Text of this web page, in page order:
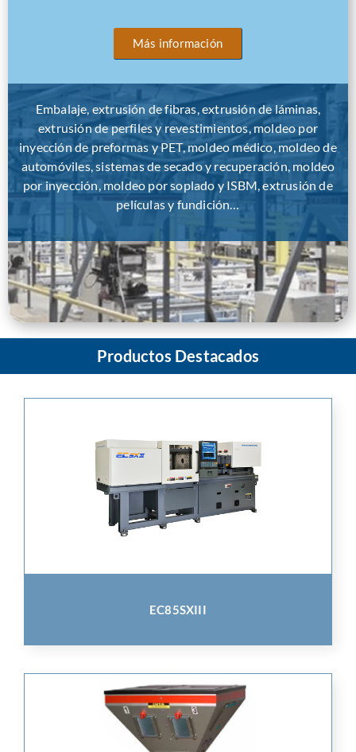
Más información
Embalaje, extrusión de fibras, extrusión de láminas,
extrusión de perfiles y revestimientos, moldeo por
inyección de preformas y PET, moldeo médico, moldeo de
automóviles, sistemas de secado y recuperación, moldeo
por inyección, moldeo por soplado y ISBM, extrusión de
películas y fundición…
Productos Destacados
EC85SXIII